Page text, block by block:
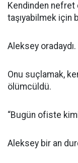
Kendinden
taşıyabilmek için
Aleksey oradaydı.
Onu suçlamak,
ölümcüldü.
“Bugün ofiste
Aleksey bir an